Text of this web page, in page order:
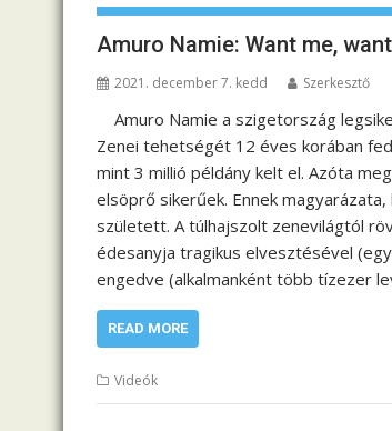
Amuro Namie: Want me,
2021. december 7. kedd Szerkesztő
Amuro Namie a szigetország
Zenei tehetségét 12 éves korában
mint 3 millió példány kelt el. Azóta
elsöprő sikerűek. Ennek
született. A túlhajszolt zenevilágtól
édesanyja tragikus elvesztésével
engedve (alkalmanként több tízezer
READ MORE
Videók